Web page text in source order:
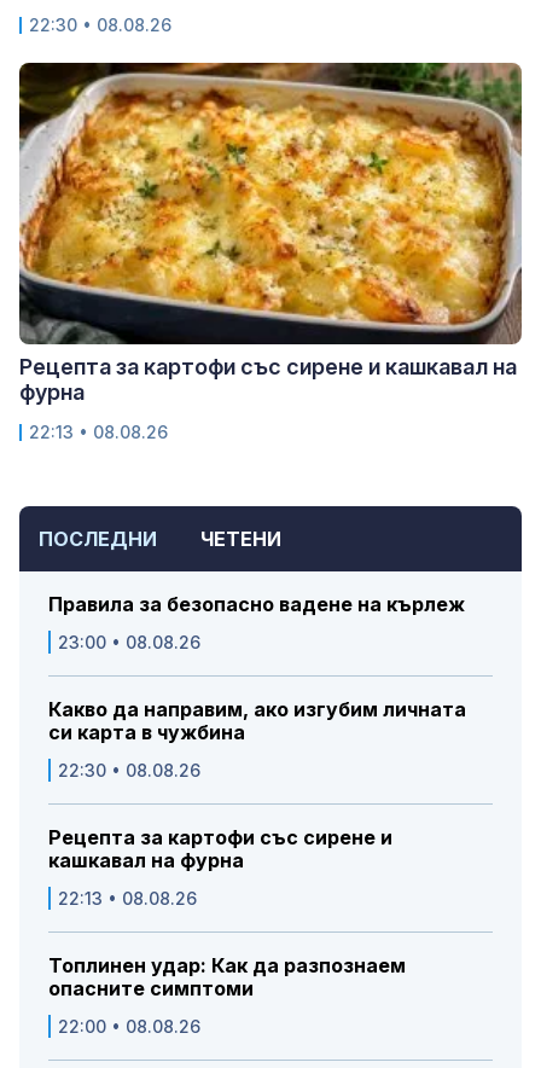
ПОСЛЕДНИ ЧЕТЕНИ
Правила за безопасно вадене на кърлеж
23:00 • 08.08.26
Какво да направим, ако изгубим личната
си карта в чужбина
22:30 • 08.08.26
Рецепта за картофи със сирене и
кашкавал на фурна
22:13 • 08.08.26
Топлинен удар: Как да разпознаем
опасните симптоми
22:00 • 08.08.26
22:30 • 08.08.26
Рецепта за картофи със сирене и кашкавал на
фурна
22:13 • 08.08.26